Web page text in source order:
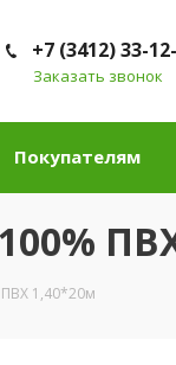
+7 (3412) 33-
Заказать звонок
Покупателям
ПВХ 1,40*20м